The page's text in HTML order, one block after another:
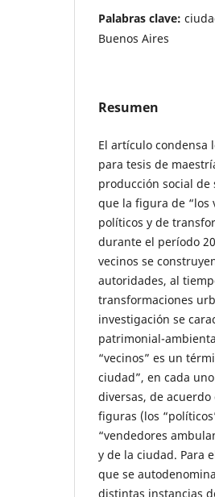
Palabras clave:
Buenos Aires
Resumen
El artículo condensa
para tesis de
producción social
que la figura de “los
políticos y de
durante el período
vecinos se
autoridades, al
transformaciones
investigación se
patrimonial-
“vecinos” es un
ciudad”, en cada
diversas, de
figuras (los
“vendedores
y de la ciudad. Para
que se
distintas instancias